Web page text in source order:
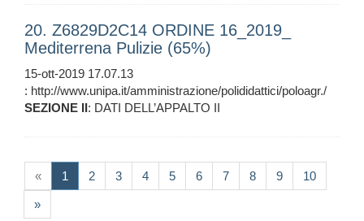
20. Z6829D2C14 ORDINE 16_2019_
Mediterrena Pulizie (65%)
15-ott-2019 17.07.13
: http://www.unipa.it/amministrazione/polididattici/poloagr./
SEZIONE II: DATI DELL’APPALTO II
« 1 (current)
2 3 4 5 6 7 8 9 10
»